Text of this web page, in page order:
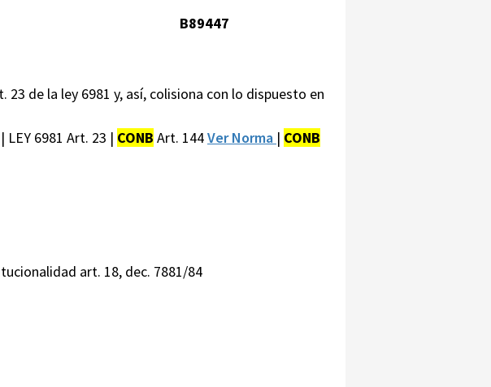
B89447
de la ley 6981 y, así, colisiona con lo dispuesto en
LEY 6981 Art. 23 | CONB Art. 144Ver Norma | CONB
art. 18, dec. 7881/84